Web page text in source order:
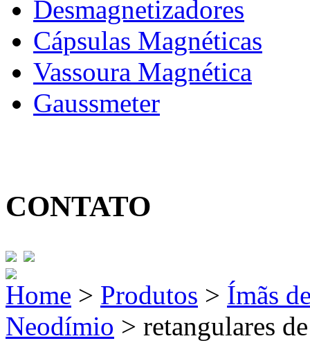
Desmagnetizadores
Cápsulas Magnéticas
Vassoura Magnética
Gaussmeter
CONTATO
Home > Produtos > Ímãs
Neodímio > retangulares